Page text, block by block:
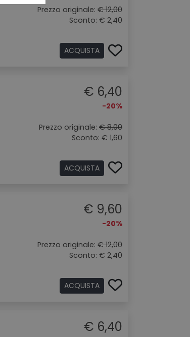
Prezzo originale: € 12,00
Sconto: € 2,40
ACQUISTA
€ 6,40
-20%
Prezzo originale: € 8,00
Sconto: € 1,60
ACQUISTA
€ 9,60
-20%
Prezzo originale: € 12,00
Sconto: € 2,40
ACQUISTA
€ 6,40